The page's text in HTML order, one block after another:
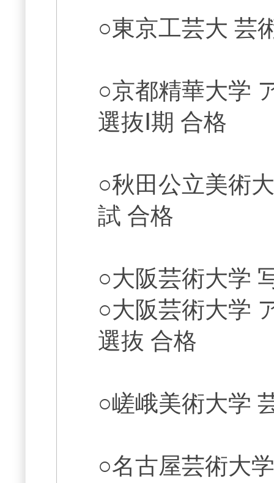
○東京工芸大 芸
○京都精華大学
選抜Ⅰ期 合格
○秋田公立美術
試 合格
○大阪芸術大学
○大阪芸術大学
選抜 合格
○嵯峨美術大学
○名古屋芸術大